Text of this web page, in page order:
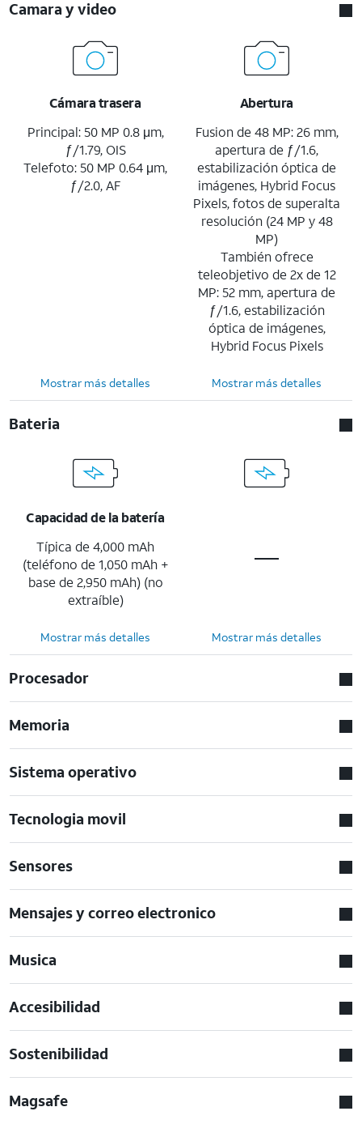
Camara y video
Cámara trasera
Principal: 50 MP 0.8 μm,
ƒ/1.79, OIS
Telefoto: 50 MP 0.64 μm,
ƒ/2.0, AF
Abertura
Fusion de 48 MP: 26 mm,
apertura de ƒ/1.6,
estabilización óptica de
imágenes, Hybrid Focus
Pixels, fotos de superalta
resolución (24 MP y 48
MP)
También ofrece
teleobjetivo de 2x de 12
MP: 52 mm, apertura de
ƒ/1.6, estabilización
óptica de imágenes,
Hybrid Focus Pixels
Mostrar más detalles Mostrar más detalles
Bateria
Capacidad de la batería
Típica de 4,000 mAh
(teléfono de 1,050 mAh +
base de 2,950 mAh) (no
extraíble)
Mostrar más detalles Mostrar más detalles
Procesador
Memoria
Sistema operativo
Tecnologia movil
Sensores
Mensajes y correo electronico
Musica
Accesibilidad
Sostenibilidad
Magsafe